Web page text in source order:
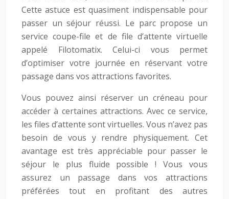
Cette astuce est quasiment indispensable pour
passer un séjour réussi. Le parc propose un
service coupe-file et de file d’attente virtuelle
appelé Filotomatix. Celui-ci vous permet
d’optimiser votre journée en réservant votre
passage dans vos attractions favorites.
Vous pouvez ainsi réserver un créneau pour
accéder à certaines attractions. Avec ce service,
les files d’attente sont virtuelles. Vous n’avez pas
besoin de vous y rendre physiquement. Cet
avantage est très appréciable pour passer le
séjour le plus fluide possible ! Vous vous
assurez un passage dans vos attractions
préférées tout en profitant des autres